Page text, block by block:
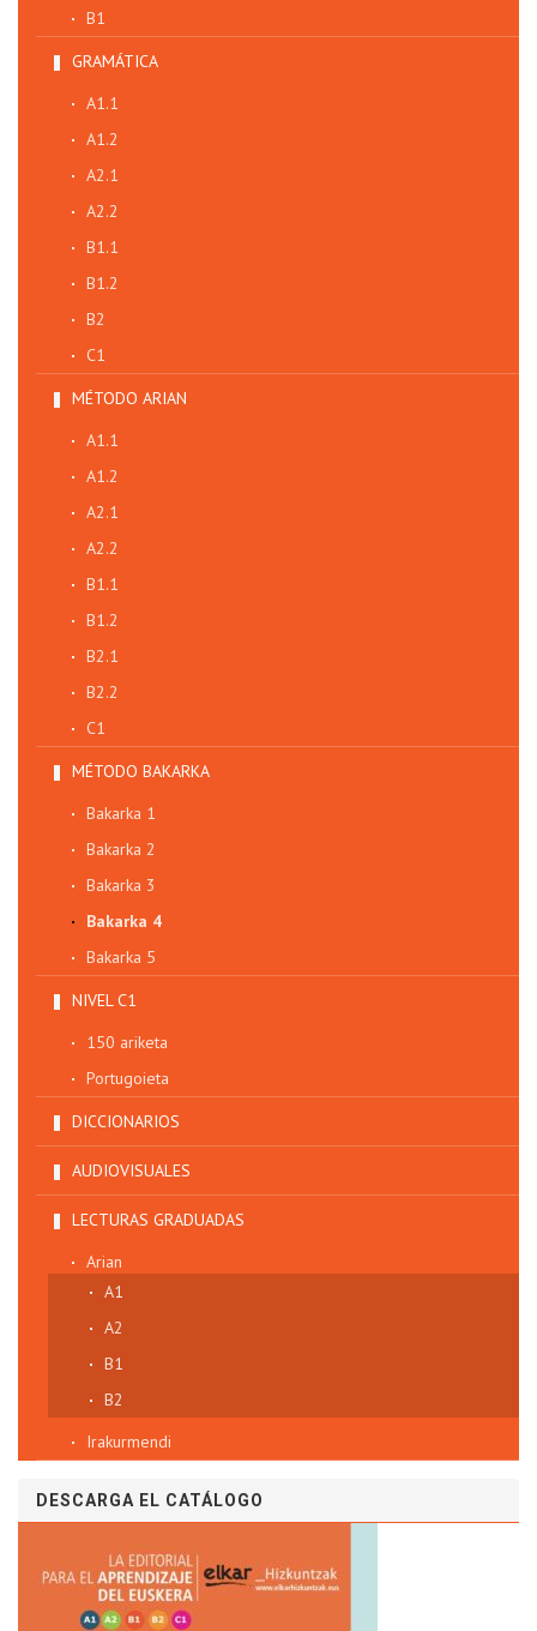
B1
GRAMÁTICA
A1.1
A1.2
A2.1
A2.2
B1.1
B1.2
B2
C1
MÉTODO ARIAN
A1.1
A1.2
A2.1
A2.2
B1.1
B1.2
B2.1
B2.2
C1
MÉTODO BAKARKA
Bakarka 1
Bakarka 2
Bakarka 3
Bakarka 4
Bakarka 5
NIVEL C1
150 ariketa
Portugoieta
DICCIONARIOS
AUDIOVISUALES
LECTURAS GRADUADAS
Arian
A1
A2
B1
B2
Irakurmendi
DESCARGA EL CATÁLOGO